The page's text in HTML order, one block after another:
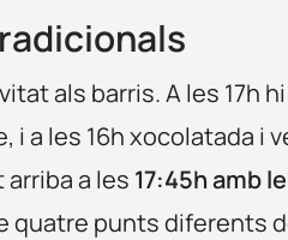
als barris. A les 17h
i a les 16h xocolatada i
arriba a les 17:45h amb
quatre punts diferents